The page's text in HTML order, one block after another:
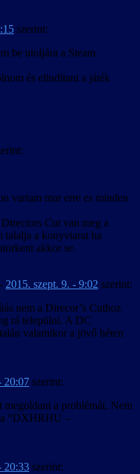
szerint:
be utoljára a Steam
és elindítani a játék
vartam mar erre es minden
Cut van meg a
talalja a konyvtarat ha
akkor se.
- 2015. szept. 9. - 9:02 szerint:
nem a Direcor’s Cuthoz
rá települni. A DC
valamikor a jövő héten
20:07 szerint:
megoldani a problémát. Nem
a “DXHRHU –
20:33 szerint: